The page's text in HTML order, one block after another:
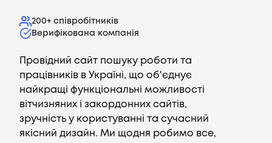
200+ співробітників
Верифікована компанія
Провідний сайт пошуку роботи та
працівників в Україні, що об'єднує
найкращі функціональні можливості
вітчизняних і закордонних сайтів,
зручність у користуванні та сучасний
якісний дизайн. Ми щодня робимо все,